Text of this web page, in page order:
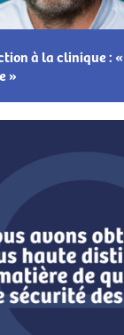
à la clinique :
»